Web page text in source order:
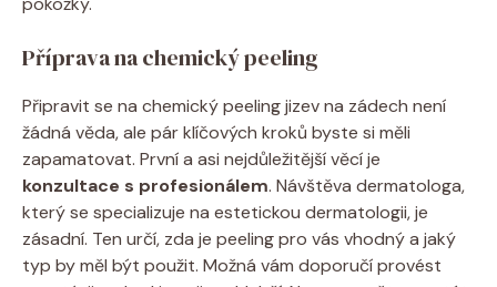
Příprava na chemický peeling
Připravit se na chemický peeling jizev na zádech není
žádná věda, ale pár klíčových kroků byste si měli
zapamatovat. První a asi nejdůležitější věcí je
konzultace s profesionálem. Návštěva dermatologa,
který se specializuje na estetickou dermatologii, je
zásadní. Ten určí, zda je peeling pro vás vhodný a jaký
typ by měl být použit. Možná vám doporučí provést